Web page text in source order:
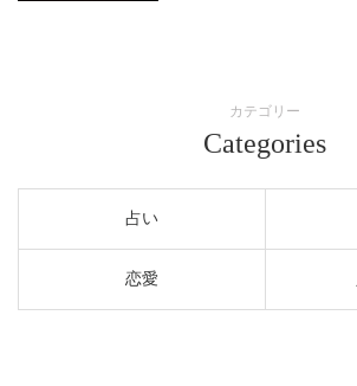
カテゴリー
Categories
占い
恋愛